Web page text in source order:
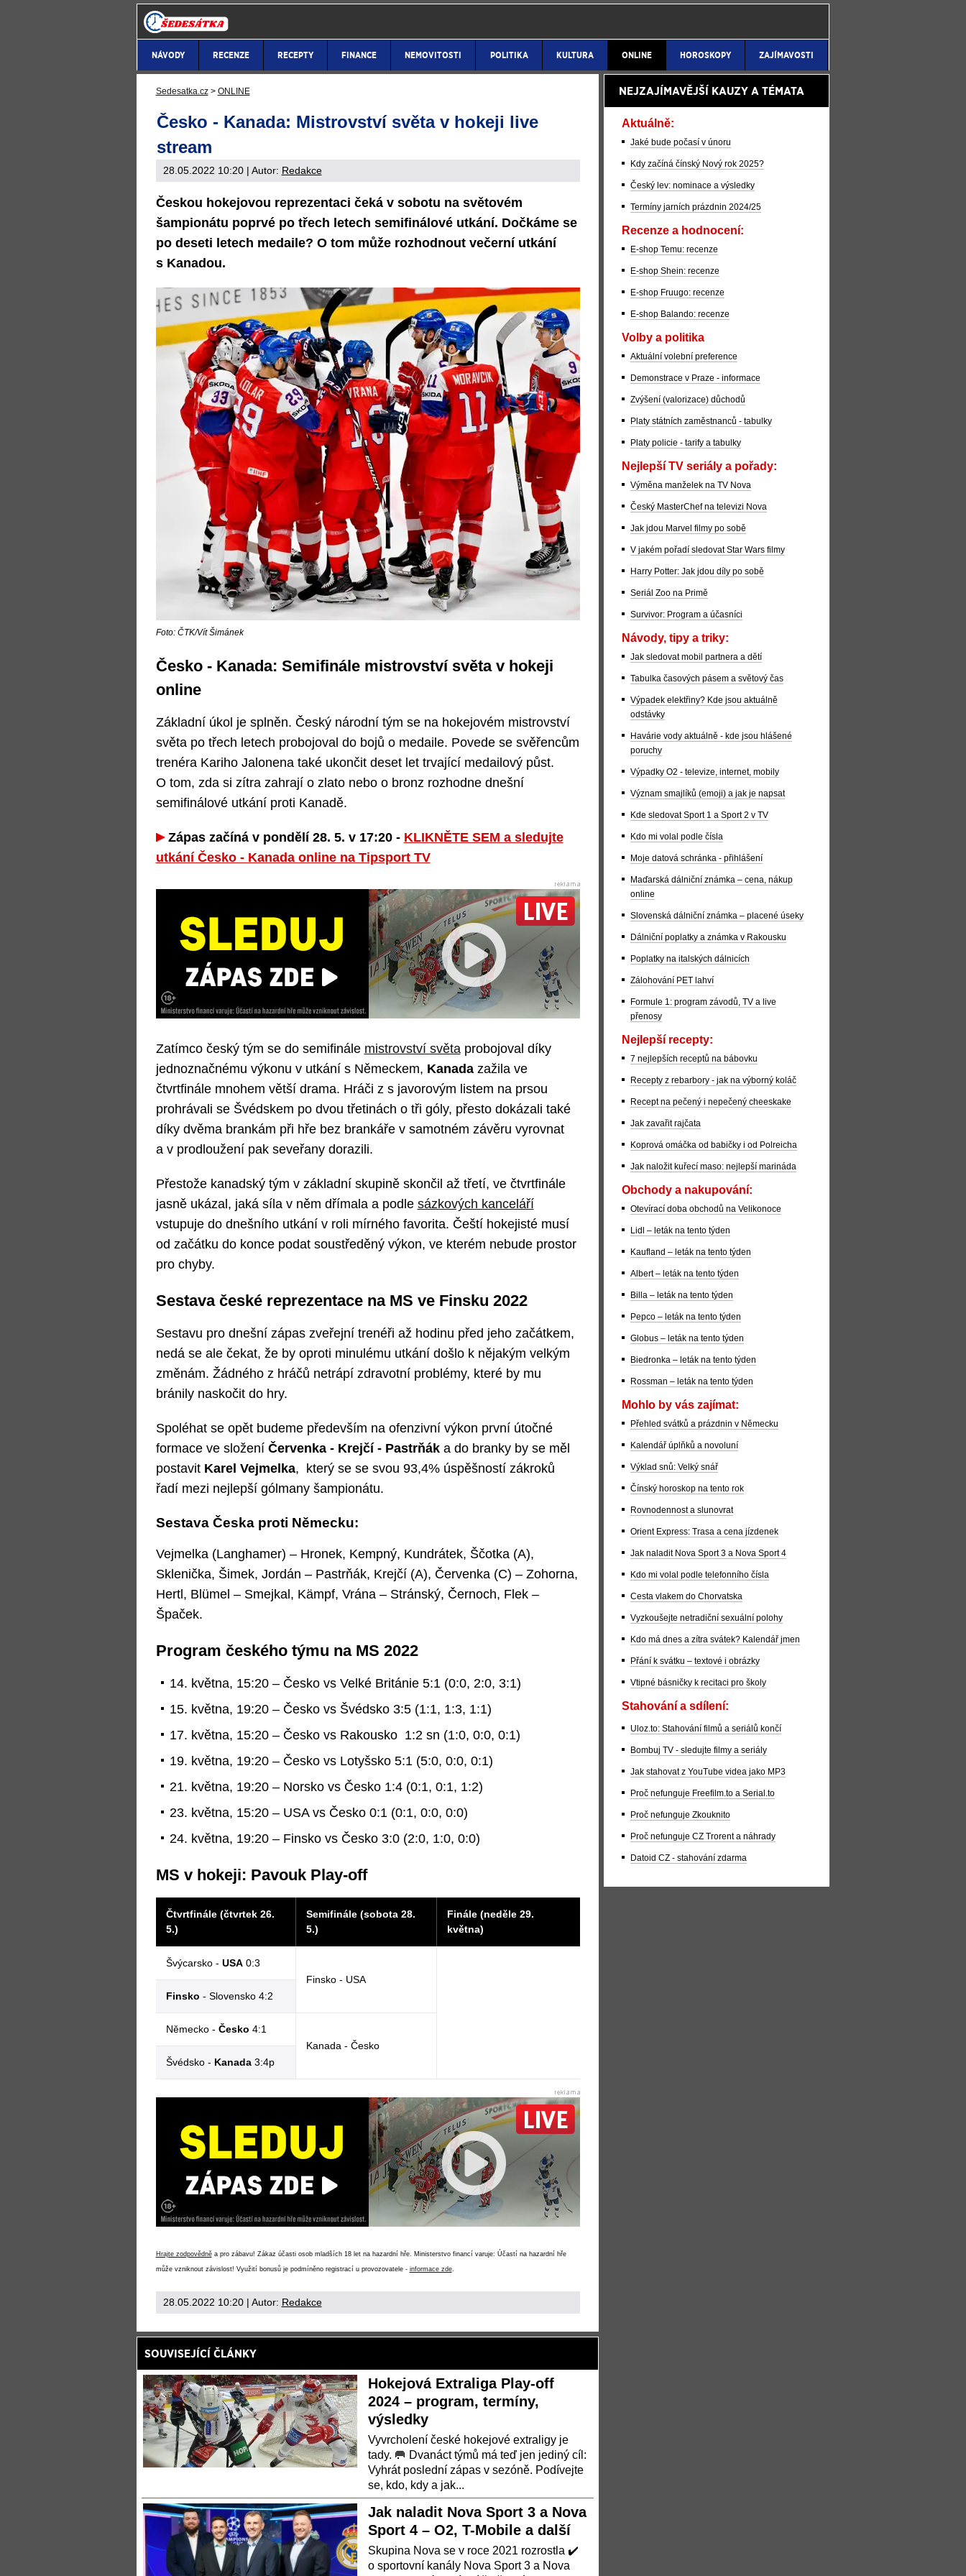
NÁVODY RECENZE RECEPTY FINANCE NEMOVITOSTI POLITIKA KULTURA ONLINE HOROSKOPY ZAJÍMAVOSTI
Sedesatka.cz > ONLINE
Česko - Kanada: Mistrovství světa v hokeji live
stream
28.05.2022 10:20| Autor: Redakce
Českou hokejovou reprezentaci čeká v sobotu na světovém
šampionátu poprvé po třech letech semifinálové utkání. Dočkáme se
po deseti letech medaile? O tom může rozhodnout večerní utkání
s Kanadou.
Foto: ČTK/Vít Šimánek
Česko - Kanada: Semifinále mistrovství světa v hokeji
online
Základní úkol je splněn. Český národní tým se na hokejovém mistrovství
světa po třech letech probojoval do bojů o medaile. Povede se svěřencům
trenéra Kariho Jalonena také ukončit deset let trvající medailový půst.
O tom, zda si zítra zahrají o zlato nebo o bronz rozhodne dnešní
semifinálové utkání proti Kanadě.
Zápas začíná v pondělí 28. 5. v 17:20 - KLIKNĚTE SEM a sledujte
utkání Česko - Kanada online na Tipsport TV
Zatímco český tým se do semifinále mistrovství světaprobojoval díky
jednoznačnému výkonu v utkání s Německem, Kanadazažila ve
čtvrtfinále mnohem větší drama. Hráči z s javorovým listem na prsou
prohrávali se Švédskem po dvou třetinách o tři góly, přesto dokázali také
díky dvěma brankám při hře bez brankáře v samotném závěru vyrovnat
a v prodloužení pak seveřany dorazili.
Přestože kanadský tým v základní skupině skončil až třetí, ve čtvrtfinále
jasně ukázal, jaká síla v něm dřímala a podle sázkových kanceláří
vstupuje do dnešního utkání v roli mírného favorita. Čeští hokejisté musí
od začátku do konce podat soustředěný výkon, ve kterém nebude prostor
pro chyby.
Sestava české reprezentace na MS ve Finsku 2022
Sestavu pro dnešní zápas zveřejní trenéři až hodinu před jeho začátkem,
nedá se ale čekat, že by oproti minulému utkání došlo k nějakým velkým
změnám. Žádného z hráčů netrápí zdravotní problémy, které by mu
bránily naskočit do hry.
Spoléhat se opět budeme především na ofenzivní výkon první útočné
formace ve složení Červenka - Krejčí - Pastrňáka do branky by se měl
postavit Karel Vejmelka, který se se svou 93,4% úspěšností zákroků
řadí mezi nejlepší gólmany šampionátu.
Sestava Česka proti Německu:
Vejmelka (Langhamer) – Hronek, Kempný, Kundrátek, Ščotka (A),
Sklenička, Šimek, Jordán – Pastrňák, Krejčí (A), Červenka (C) – Zohorna,
Hertl, Blümel – Smejkal, Kämpf, Vrána – Stránský, Černoch, Flek –
Špaček.
Program českého týmu na MS 2022
14. května, 15:20 – Česko vs Velké Británie 5:1 (0:0, 2:0, 3:1)
15. května, 19:20 – Česko vs Švédsko 3:5 (1:1, 1:3, 1:1)
17. května, 15:20 – Česko vs Rakousko 1:2 sn (1:0, 0:0, 0:1)
19. května, 19:20 – Česko vs Lotyšsko 5:1 (5:0, 0:0, 0:1)
21. května, 19:20 – Norsko vs Česko 1:4 (0:1, 0:1, 1:2)
23. května, 15:20 – USA vs Česko 0:1 (0:1, 0:0, 0:0)
24. května, 19:20 – Finsko vs Česko 3:0 (2:0, 1:0, 0:0)
MS v hokeji: Pavouk Play-off
Čtvrtfinále (čtvrtek 26.
5.)
Semifinále (sobota 28.
5.)
Finále (neděle 29.
května)
Švýcarsko - USA0:3
Finsko - USA
Finsko - Slovensko 4:2
Německo - Česko 4:1
Kanada - Česko
Švédsko - Kanada 3:4p
Hrajte zodpovědněa pro zábavu! Zákaz účasti osob mladších 18 let na hazardní hře. Ministerstvo financí varuje: Účastí na hazardní hře
může vzniknout závislost! Využití bonusů je podmíněno registrací u provozovatele - informace zde.
28.05.2022 10:20| Autor: Redakce
SOUVISEJÍCÍ ČLÁNKY
Hokejová Extraliga Play-off
2024 – program, termíny,
výsledky
Vyvrcholení české hokejové extraligy je
tady. 🥅 Dvanáct týmů má teď jen jediný cíl:
Vyhrát poslední zápas v sezóně. Podívejte
se, kdo, kdy a jak...
Jak naladit Nova Sport 3 a Nova
Sport 4 – O2, T-Mobile a další
Skupina Nova se v roce 2021 rozrostla ✔️
o sportovní kanály Nova Sport 3 a Nova
NEJZAJÍMAVĚJŠÍ KAUZY A TÉMATA
Aktuálně:
Jaké bude počasí v únoru
Kdy začíná čínský Nový rok 2025?
Český lev: nominace a výsledky
Termíny jarních prázdnin 2024/25
Recenze a hodnocení:
E-shop Temu: recenze
E-shop Shein: recenze
E-shop Fruugo: recenze
E-shop Balando: recenze
Volby a politika
Aktuální volební preference
Demonstrace v Praze - informace
Zvýšení (valorizace) důchodů
Platy státních zaměstnanců - tabulky
Platy policie - tarify a tabulky
Nejlepší TV seriály a pořady:
Výměna manželek na TV Nova
Český MasterChef na televizi Nova
Jak jdou Marvel filmy po sobě
V jakém pořadí sledovat Star Wars filmy
Harry Potter: Jak jdou díly po sobě
Seriál Zoo na Primě
Survivor: Program a účasníci
Návody, tipy a triky:
Jak sledovat mobil partnera a dětí
Tabulka časových pásem a světový čas
Výpadek elektřiny? Kde jsou aktuálně
odstávky
Havárie vody aktuálně - kde jsou hlášené
poruchy
Výpadky O2 - televize, internet, mobily
Význam smajlíků (emoji) a jak je napsat
Kde sledovat Sport 1 a Sport 2 v TV
Kdo mi volal podle čísla
Moje datová schránka - přihlášení
Maďarská dálniční známka – cena, nákup
online
Slovenská dálniční známka – placené úseky
Dálniční poplatky a známka v Rakousku
Poplatky na italských dálnicích
Zálohování PET lahví
Formule 1: program závodů, TV a live
přenosy
Nejlepší recepty:
7 nejlepších receptů na bábovku
Recepty z rebarbory - jak na výborný koláč
Recept na pečený i nepečený cheeskake
Jak zavařit rajčata
Koprová omáčka od babičky i od Polreicha
Jak naložit kuřecí maso: nejlepší marináda
Obchody a nakupování:
Otevírací doba obchodů na Velikonoce
Lidl – leták na tento týden
Kaufland – leták na tento týden
Albert – leták na tento týden
Billa – leták na tento týden
Pepco – leták na tento týden
Globus – leták na tento týden
Biedronka – leták na tento týden
Rossman – leták na tento týden
Mohlo by vás zajímat:
Přehled svátků a prázdnin v Německu
Kalendář úplňků a novoluní
Výklad snů: Velký snář
Čínský horoskop na tento rok
Rovnodennost a slunovrat
Orient Express: Trasa a cena jízdenek
Jak naladit Nova Sport 3 a Nova Sport 4
Kdo mi volal podle telefonního čísla
Cesta vlakem do Chorvatska
Vyzkoušejte netradiční sexuální polohy
Kdo má dnes a zítra svátek? Kalendář jmen
Přání k svátku – textové i obrázky
Vtipné básničky k recitaci pro školy
Stahování a sdílení:
Uloz.to: Stahování filmů a seriálů končí
Bombuj TV - sledujte filmy a seriály
Jak stahovat z YouTube videa jako MP3
Proč nefunguje Freefilm.to a Serial.to
Proč nefunguje Zkouknito
Proč nefunguje CZ Trorent a náhrady
Datoid CZ - stahování zdarma